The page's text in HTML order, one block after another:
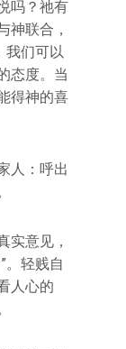
吗？祂有
神联合，
我们可以
态度。当
得神的喜
人：呼出
实意见，
。轻贱自
人心的